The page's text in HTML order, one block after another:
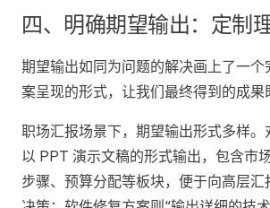
四、明确期望输出：定制
期望输出如同为问题的解决画上了一
案呈现的形式，让我们最终得到的成果
职场汇报场景下，期望输出形式多样
以 PPT 演示文稿的形式输出，包含市
步骤、预算分配等板块，便于向高层